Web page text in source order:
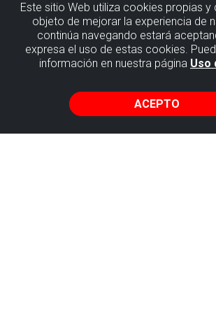
Este sitio Web utiliza cookies propias
objeto de mejorar la experiencia de
continúa navegando estará
expresa el uso de estas cookies.
información en nuestra página Uso
ACEPTO